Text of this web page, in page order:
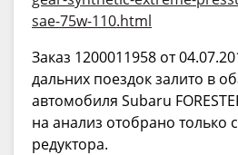
sae-75w-110.html
Заказ 1200011958 от
дальних поездок залито в
автомобиля Subaru
на анализ отобрано только
редуктора.